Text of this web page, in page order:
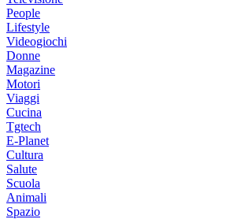
People
Lifestyle
Videogiochi
Donne
Magazine
Motori
Viaggi
Cucina
Tgtech
E-Planet
Cultura
Salute
Scuola
Animali
Spazio